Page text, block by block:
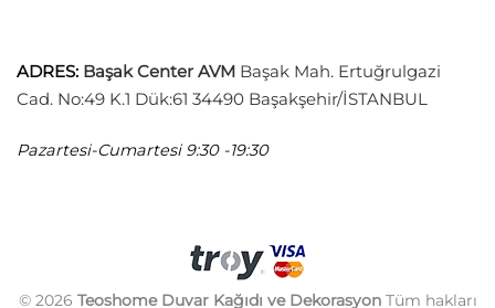
ADRES: Başak Center AVM Başak Mah. Ertuğrulgazi
Cad. No:49 K.1 Dük:61 34490 Başakşehir/İSTANBUL
Pazartesi-Cumartesi 9:30 -19:30
© 2026 Teoshome Duvar Kağıdı ve DekorasyonTüm hakları